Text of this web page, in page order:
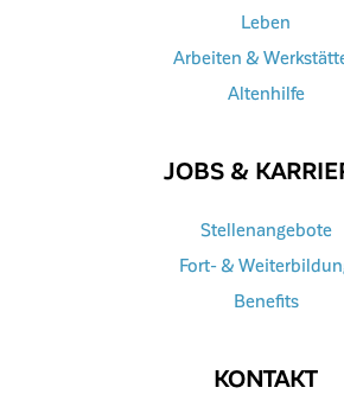
Leben
Arbeiten &
Altenhilfe
JOBS &
Stellenangebote
Fort- &
Benefits
KONTAKT